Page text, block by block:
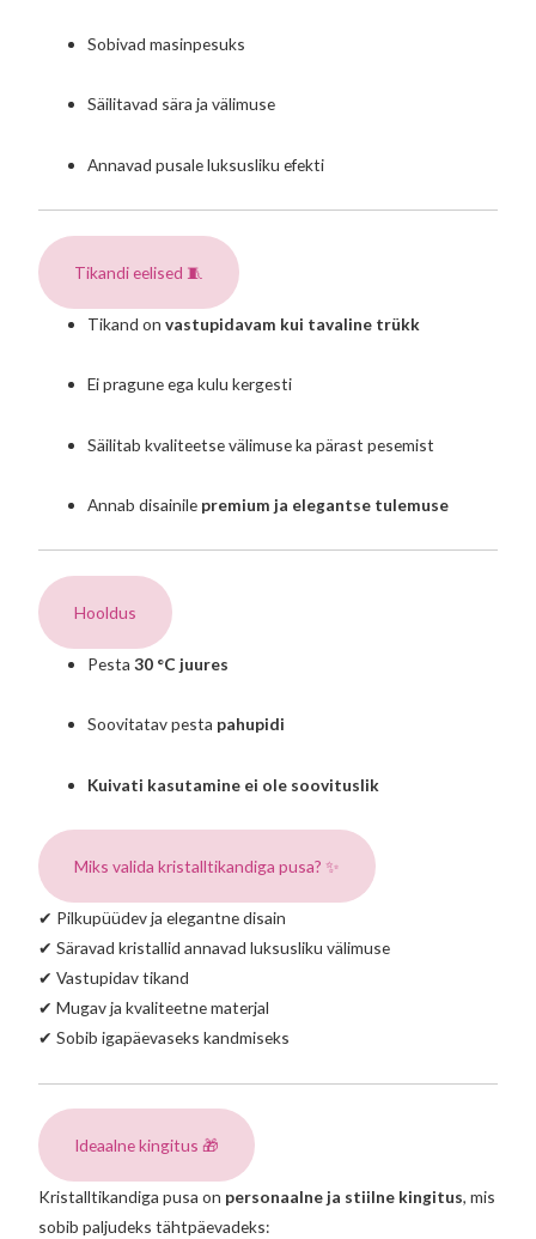
Sobivad masinpesuks
Säilitavad sära ja välimuse
Annavad pusale luksusliku efekti
Tikandi eelised 🧵
Tikand onvastupidavam kui tavaline trükk
Ei pragune ega kulu kergesti
Säilitab kvaliteetse välimuse ka pärast pesemist
Annab disainile premium ja elegantse tulemuse
Hooldus
Pesta30 °C juures
Soovitatav pesta pahupidi
Kuivati kasutamine ei ole soovituslik
Miks valida kristalltikandiga pusa? ✨
✔ Pilkupüüdev ja elegantne disain
✔ Säravad kristallid annavad luksusliku välimuse
✔ Vastupidav tikand
✔ Mugav ja kvaliteetne materjal
✔ Sobib igapäevaseks kandmiseks
Ideaalne kingitus 🎁
Kristalltikandiga pusa on personaalne ja stiilne kingitus, mis
sobib paljudeks tähtpäevadeks: